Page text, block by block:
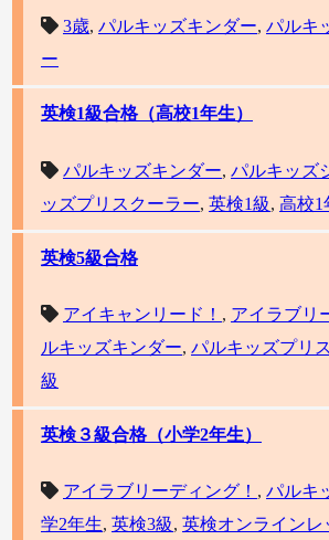
3歳, パルキッズキンダー, パルキ
ー
英検1級合格（高校1年生）
パルキッズキンダー, パルキッズ
ッズプリスクーラー, 英検1級, 高校1
英検5級合格
アイキャンリード！ , アイラブリ
ルキッズキンダー, パルキッズプリ
級
英検３級合格（小学2年生）
アイラブリーディング！ , パルキ
学2年生, 英検3級, 英検オンラインレ